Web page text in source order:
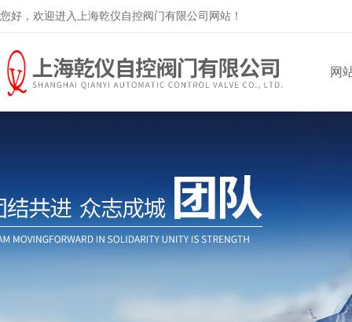
您好，欢迎进入上海乾仪自控阀门有限公司网站！
网